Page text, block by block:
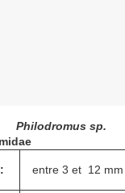
Philodromus sp.
entre 3 et 12 mm